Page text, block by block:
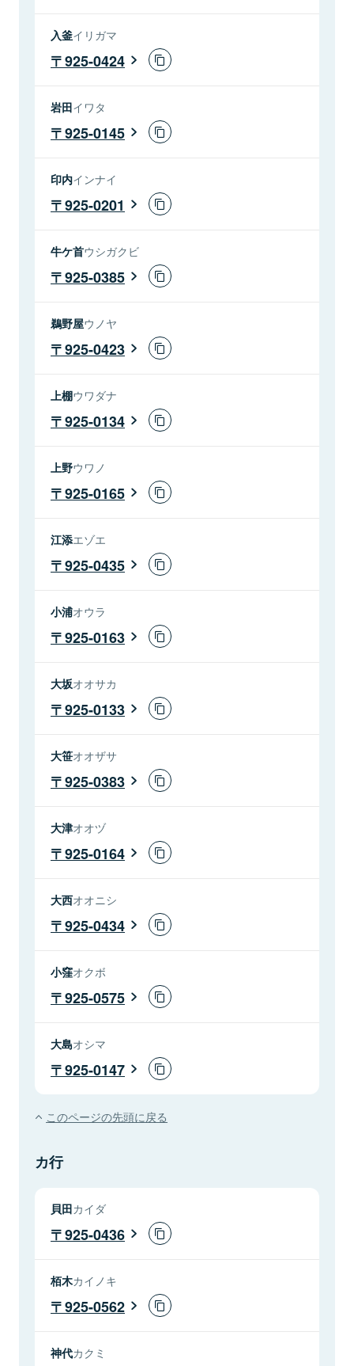
入釜イリガマ
925-0424
岩田イワタ
925-0145
印内インナイ
925-0201
牛ケ首ウシガクビ
925-0385
鵜野屋ウノヤ
925-0423
上棚ウワダナ
925-0134
上野ウワノ
925-0165
江添エゾエ
925-0435
小浦オウラ
925-0163
大坂オオサカ
925-0133
大笹オオザサ
925-0383
大津オオヅ
925-0164
大西オオニシ
925-0434
小窪オクボ
925-0575
大島オシマ
925-0147
このページの先頭に戻る
カ行
貝田カイダ
925-0436
栢木カイノキ
925-0562
神代カクミ